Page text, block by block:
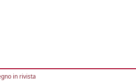
in rivista